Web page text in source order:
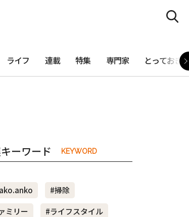
ライフ 連載 特集 専門家 とっておき
ーワード KEYWORD
#掃除
ミリー
#ライフスタイル